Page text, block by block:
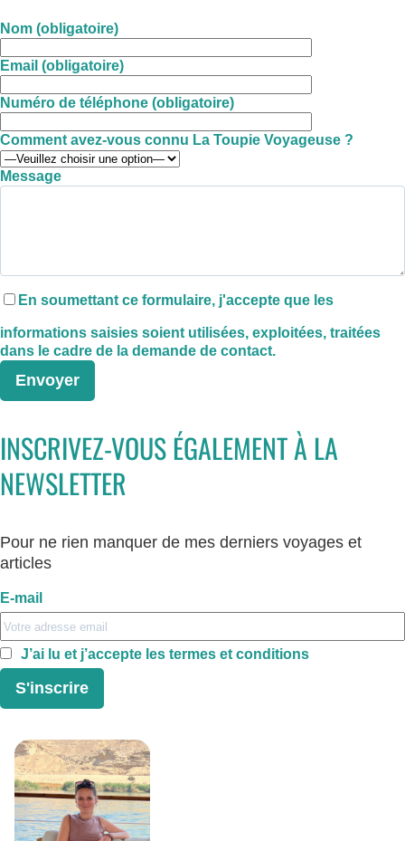
Nom (obligatoire)
Email (obligatoire)
Numéro de téléphone (obligatoire)
Comment avez-vous connu La Toupie Voyageuse ?
Message
En soumettant ce formulaire, j'accepte que les
informations saisies soient utilisées, exploitées, traitées
dans le cadre de la demande de contact.
INSCRIVEZ-VOUS ÉGALEMENT À LA
NEWSLETTER
Pour ne rien manquer de mes derniers voyages et
articles
E-mail
J’ai lu et j’accepte les termes et conditions